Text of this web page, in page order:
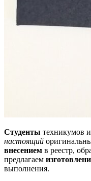
Студенты техникумов
настоящий
внесением в реестр,
предлагаем
выполнения.